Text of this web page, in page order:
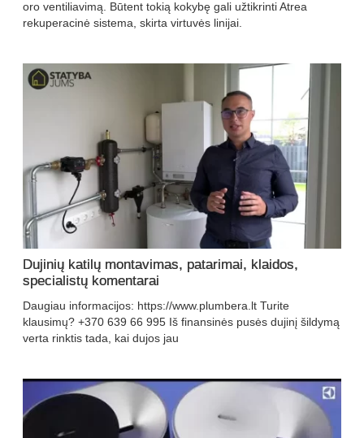
oro ventiliavimą. Būtent tokią kokybę gali užtikrinti Atrea
rekuperacinė sistema, skirta virtuvės linijai.
Dujinių katilų montavimas, patarimai, klaidos,
specialistų komentarai
Daugiau informacijos: https://www.plumbera.lt Turite
klausimų? +370 639 66 995 Iš finansinės pusės dujinį šildymą
verta rinktis tada, kai dujos jau